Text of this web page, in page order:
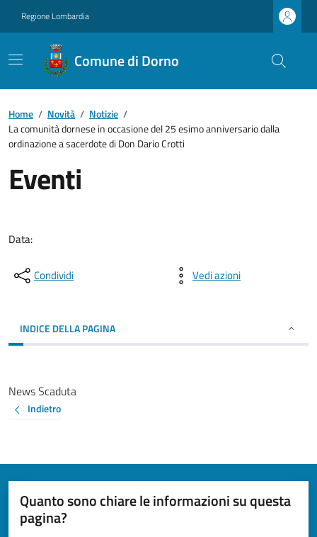
Regione Lombardia
Comune di Dorno
Home / Novità / Notizie /
La comunità dornese in occasione del 25 esimo anniversario dalla
ordinazione a sacerdote di Don Dario Crotti
Eventi
Data:
Condividi Vedi azioni
INDICE DELLA PAGINA
News Scaduta
Indietro
Quanto sono chiare le informazioni su questa
pagina?